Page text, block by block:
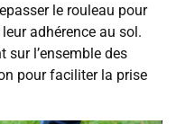
le rouleau pour
adhérence au sol.
sur l’ensemble des
pour faciliter la prise